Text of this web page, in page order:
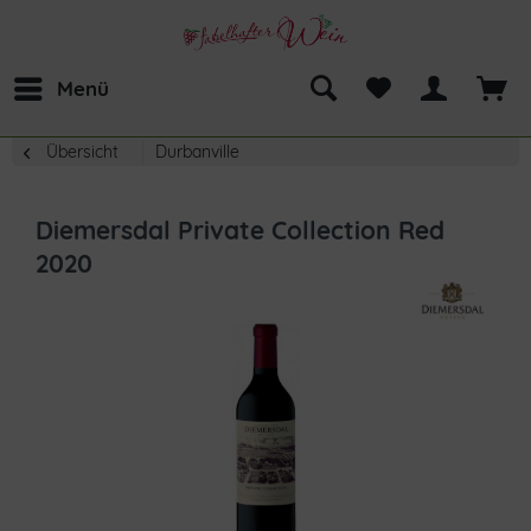
Menü
Übersicht Durbanville
Diemersdal Private Collection Red
2020